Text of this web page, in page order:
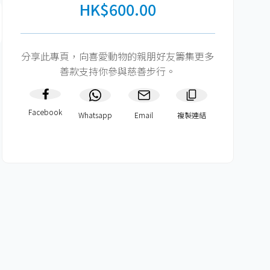
HK$600.00
分享此專頁，向喜愛動物的親朋好友籌集更多
善款支持你參與慈善步行。
Facebook Whatsapp Email 複製連結​